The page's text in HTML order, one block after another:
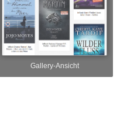
Gallery-Ansicht